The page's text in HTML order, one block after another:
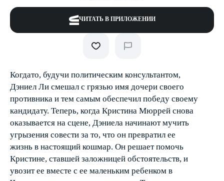
ЧИТАТЬ В ПРИЛОЖЕНИИ
Когда­то, будучи политическим консультантом,
Дэниел Ли смешал с грязью имя дочери своего
противника и тем самым обеспечил победу своему
кандидату. Теперь, когда Кристина Мюррей снова
оказывается на сцене, Дэниела начинают мучить
угрызения совести за то, что он превратил ее
жизнь в настоящий кошмар. Он решает помочь
Кристине, ставшей заложницей обстоятельств, и
увозит ее вместе с ее маленьким ребенком в